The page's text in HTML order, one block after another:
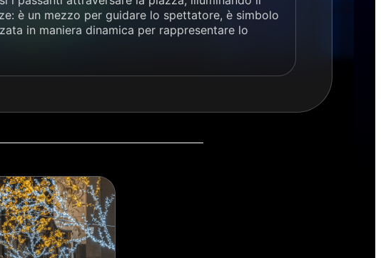
è un mezzo per guidare lo spettatore, è simbolo
in maniera dinamica per rappresentare lo